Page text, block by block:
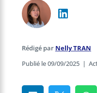
Rédigé par Nelly TRAN
Publié le 09/09/2025|